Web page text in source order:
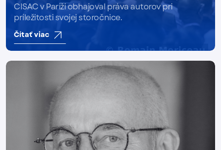
CISAC v Paríži obhajoval práva autorov pri
príležitosti svojej storočnice.
Čítať viac